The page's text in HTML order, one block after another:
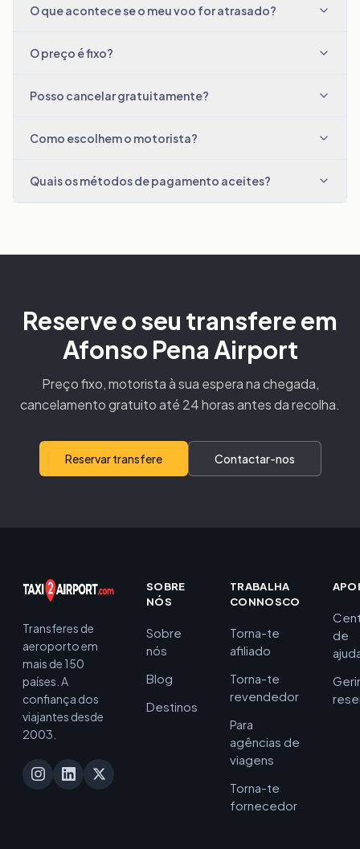
O que acontece se o meu voo for atrasado?
O preço é fixo?
Posso cancelar gratuitamente?
Como escolhem o motorista?
Quais os métodos de pagamento aceites?
Reserve o seu transfere em
Afonso Pena Airport
Preço fixo, motorista à sua espera na chegada,
cancelamento gratuito até 24 horas antes da recolha.
Reservar transfere Contactar-nos
Transferes de
aeroporto em
mais de 150
países. A
confiança dos
viajantes desde
2003.
SOBRE
NÓS
Sobre
nós
Blog
Destinos
TRABALHA
CONNOSCO
Torna-te
afiliado
Torna-te
revendedor
Para
agências de
viagens
Torna-te
fornecedor
de
Gerir